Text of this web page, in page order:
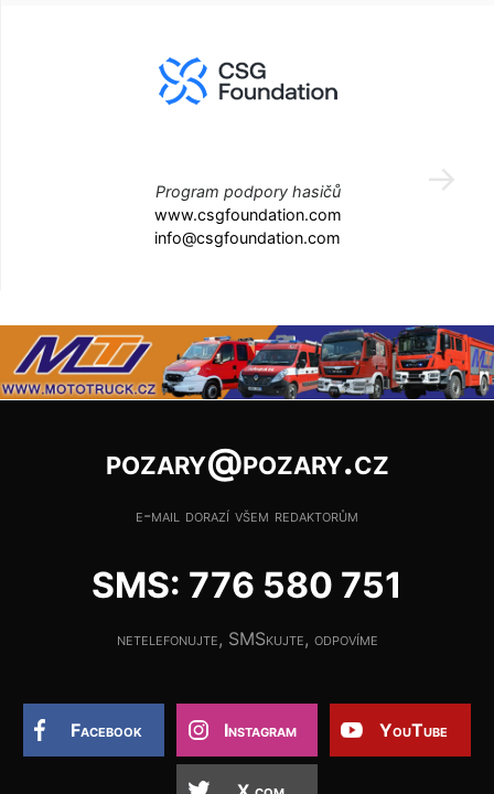
Program podpory hasičů
www.csgfoundation.com
info@csgfoundation.com
pozary@pozary.cz
e-mail dorazí všem redaktorům
SMS: 776 580 751
netelefonujte, SMSkujte, odpovíme
Facebook Instagram YouTube